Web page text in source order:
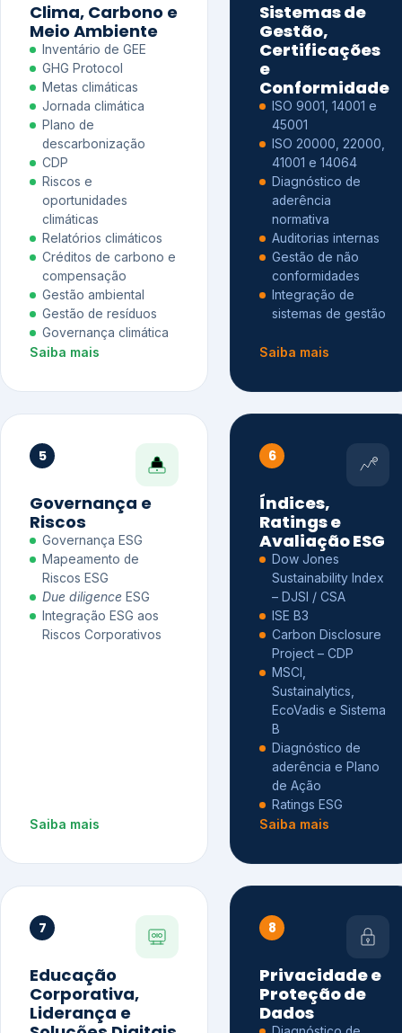
Clima, Carbono e
Meio Ambiente
Inventário de GEE
GHG Protocol
Metas climáticas
Jornada climática
Plano de
descarbonização
CDP
Riscos e
oportunidades
climáticas
Relatórios climáticos
Créditos de carbono e
compensação
Gestão ambiental
Gestão de resíduos
Governança climática
Saiba mais
Sistemas de
Gestão,
Certificações
e
Conformidade
ISO 9001, 14001 e
45001
ISO 20000, 22000,
41001 e 14064
Diagnóstico de
aderência
normativa
Auditorias internas
Gestão de não
conformidades
Integração de
sistemas de gestão
Saiba mais
5
Governança e
Riscos
Governança ESG
Mapeamento de
Riscos ESG
Due diligence ESG
Integração ESG aos
Riscos Corporativos
Saiba mais
6
Índices,
Ratings e
Avaliação ESG
Dow Jones
Sustainability Index
– DJSI / CSA
ISE B3
Carbon Disclosure
Project – CDP
MSCI,
Sustainalytics,
EcoVadis e Sistema
B
Diagnóstico de
aderência e Plano
de Ação
Ratings ESG
Saiba mais
7
Educação
Corporativa,
Liderança e
8
Privacidade e
Proteção de
Dados